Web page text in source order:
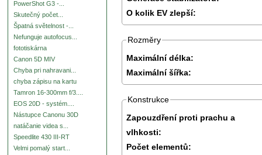
PowerShot G3 -...
Skutečný počet...
Špatná světelnost -...
Nefunguje autofocus...
fototiskárna
Canon 5D MIV
Chyba pri nahravani...
chyba zápisu na kartu
Tamron 16-300mm f/3....
EOS 20D - systém....
Nástupce Canonu 30D
natáčanie videa s...
Speedlite 430 III-RT
Velmi pomalý start...
O kolik EV zlepší:
Rozměry
Maximální délka:
Maximální šířka:
Konstrukce
Zapouzdření proti prachu a
vlhkosti:
Počet elementů: